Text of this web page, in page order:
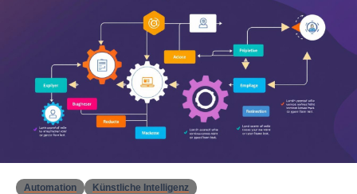
Automation Künstliche Intelligenz